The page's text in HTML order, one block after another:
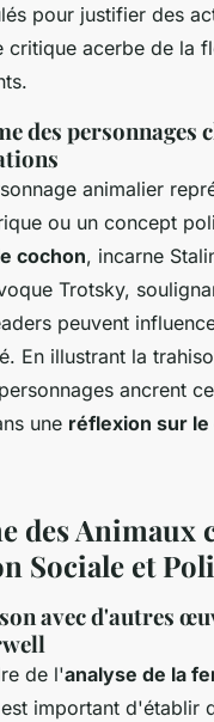
pour justifier des
critique acerbe de la
des personnages
animalier
ou un concept
cochon, incarne
Trotsky,
peuvent
En illustrant la
ancrent
une réflexion sur
des Animaux
Sociale et
avec d'autres
de l'analyse de la
important d'établir